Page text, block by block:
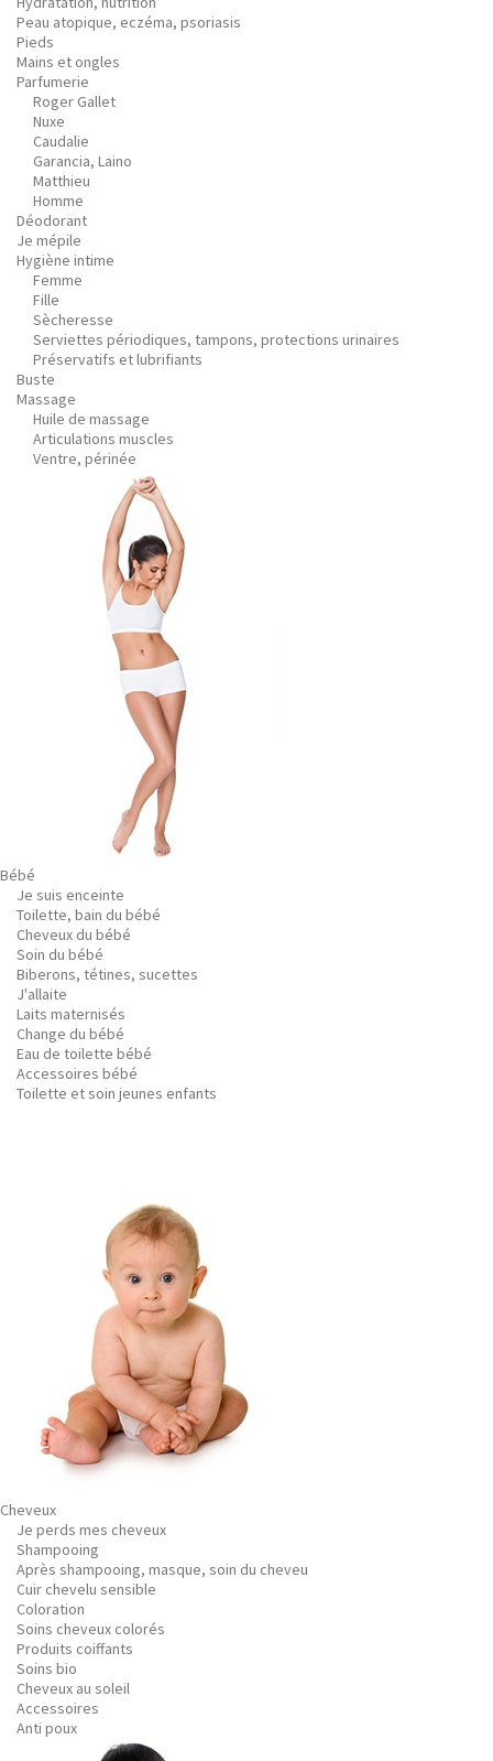
Peau atopique, eczéma, psoriasis
Pieds
Mains et ongles
Parfumerie
Roger Gallet
Nuxe
Caudalie
Garancia, Laino
Matthieu
Homme
Déodorant
Je mépile
Hygiène intime
Femme
Fille
Sècheresse
Serviettes périodiques, tampons, protections urinaires
Préservatifs et lubrifiants
Buste
Massage
Huile de massage
Articulations muscles
Ventre, périnée
Bébé
Je suis enceinte
Toilette, bain du bébé
Cheveux du bébé
Soin du bébé
Biberons, tétines, sucettes
J'allaite
Laits maternisés
Change du bébé
Eau de toilette bébé
Accessoires bébé
Toilette et soin jeunes enfants
Cheveux
Je perds mes cheveux
Shampooing
Après shampooing, masque, soin du cheveu
Cuir chevelu sensible
Coloration
Soins cheveux colorés
Produits coiffants
Soins bio
Cheveux au soleil
Accessoires
Anti poux